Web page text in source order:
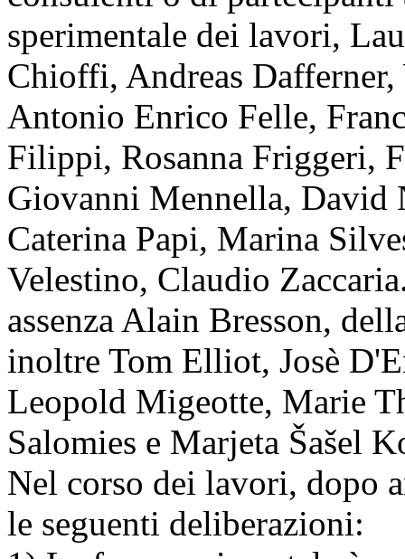
sperimentale dei lavori,
Chioffi, Andreas
Antonio Enrico Felle,
Filippi, Rosanna Friggeri,
Giovanni Mennella, David
Caterina Papi, Marina
Velestino, Claudio
assenza Alain Bresson,
inoltre Tom Elliot, Josè
Leopold Migeotte, Marie
Salomies e Marjeta Šašel
Nel corso dei lavori, dopo
le seguenti deliberazioni: